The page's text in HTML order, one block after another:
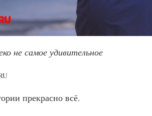
не самое удивительное
прекрасно всё.